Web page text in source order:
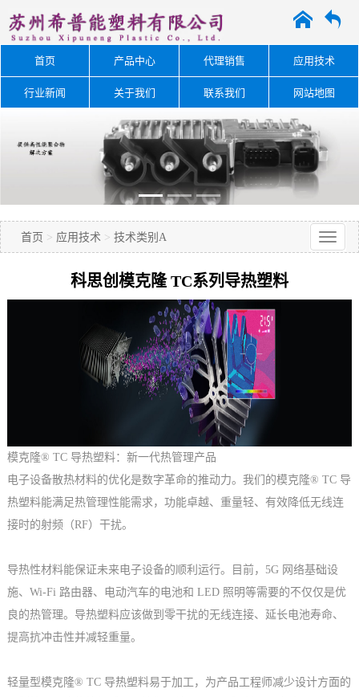
A O
首页 产品中心 代理销售 应用技术
行业新闻 关于我们 联系我们 网站地图
首页 > 应用技术 > 技术类别A
科思创模克隆 TC系列导热塑料
模克隆® TC 导热塑料：新一代热管理产品
电子设备散热材料的优化是数字革命的推动力。我们的模克隆® TC 导
热塑料能满足热管理性能需求，功能卓越、重量轻、有效降低无线连
接时的射频（RF）干扰。
导热性材料能保证未来电子设备的顺利运行。目前，5G 网络基础设
施、Wi-Fi 路由器、电动汽车的电池和 LED 照明等需要的不仅仅是优
良的热管理。导热塑料应该做到零干扰的无线连接、延长电池寿命、
提高抗冲击性并减轻重量。
轻量型模克隆® TC 导热塑料易于加工，为产品工程师减少设计方面的